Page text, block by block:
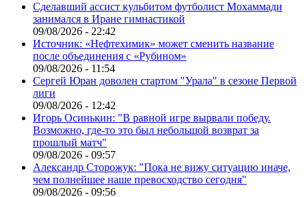
Сделавший ассист кульбитом футболист Мохаммади
занимался в Иране гимнастикой
09/08/2026 - 22:42
Источник: «Нефтехимик» может сменить название
после объединения с «Рубином»
09/08/2026 - 11:54
Сергей Юран доволен стартом "Урала" в сезоне Первой
лиги
09/08/2026 - 12:42
Игорь Осинькин: "В равной игре вырвали победу.
Возможно, где-то это был небольшой возврат за
прошлый матч"
09/08/2026 - 09:57
Александр Сторожук: "Пока не вижу ситуацию иначе,
чем полнейшее наше превосходство сегодня"
09/08/2026 - 09:56